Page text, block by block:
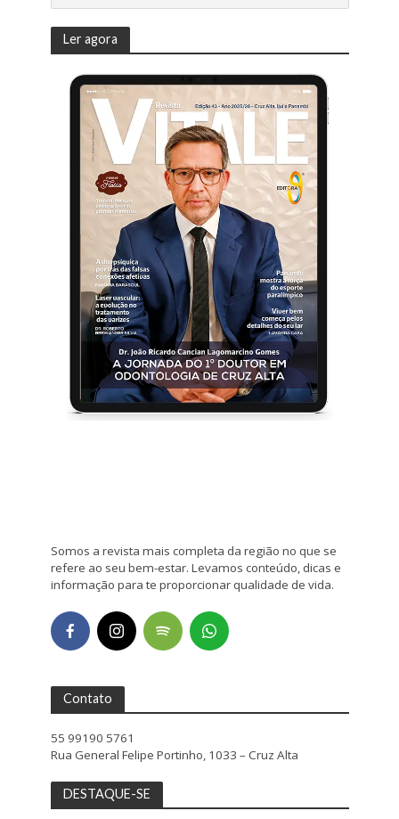
Ler agora
Somos a revista mais completa da região no que se
refere ao seu bem-estar. Levamos conteúdo, dicas e
informação para te proporcionar qualidade de vida.
Contato
55 99190 5761
Rua General Felipe Portinho, 1033 – Cruz Alta
DESTAQUE-SE